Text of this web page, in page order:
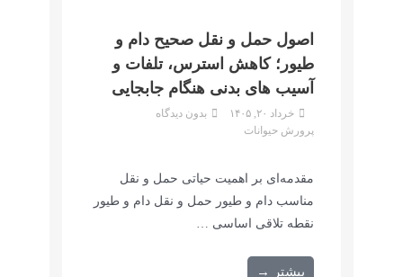
اصول حمل و نقل صحیح دام و
طیور؛ کاهش استرس، تلفات و
آسیب های بدنی هنگام جابجایی
خرداد ۲۰, ۱۴۰۵
بدون دیدگاه
پرورش حیوانات
مقدمه‌ای بر اهمیت حیاتی حمل و نقل
مناسب دام و طیور حمل و نقل دام و طیور
نقطه تلاقی اساسی …
بیشتر →